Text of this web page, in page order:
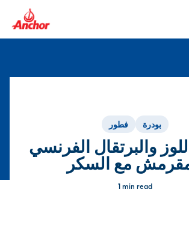
فطور بودرة
والبرتقال الفرنسي
مع السكر
1 min read